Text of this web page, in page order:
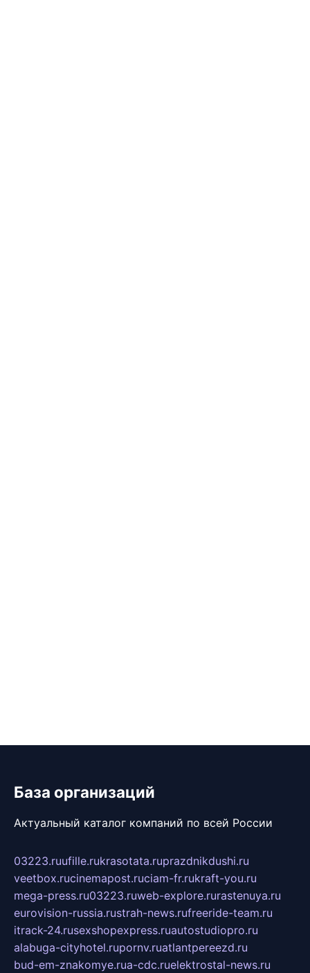
База организаций
Актуальный каталог компаний по всей России
03223.ruufille.rukrasotata.ruprazdnikdushi.ru
veetbox.rucinemapost.ruciam-fr.rukraft-you.ru
mega-press.ru03223.ruweb-explore.rurastenuya.ru
eurovision-russia.rustrah-news.rufreeride-team.ru
itrack-24.rusexshopexpress.ruautostudiopro.ru
alabuga-cityhotel.rupornv.ruatlantpereezd.ru
bud-em-znakomye.rua-cdc.ruelektrostal-news.ru